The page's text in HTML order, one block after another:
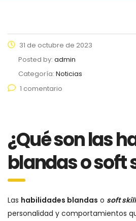
31 de octubre de 2023
Posted by: admin
Categoría: Noticias
1 comentario
¿Qué son las
blandas o soft
Las habilidades blandas o soft
personalidad y comportamientos